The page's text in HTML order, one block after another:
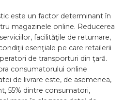
este un factor determinant în
magazinele online. Reducerea
facilităţile de returnare,
esenţiale pe care retailerii
de transporturi din ţară.
consumatorului online
de livrare este, de asemenea,
55% dintre consumatori,